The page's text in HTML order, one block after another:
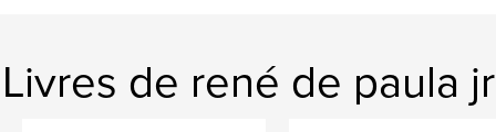
Livres de rené de paula jr